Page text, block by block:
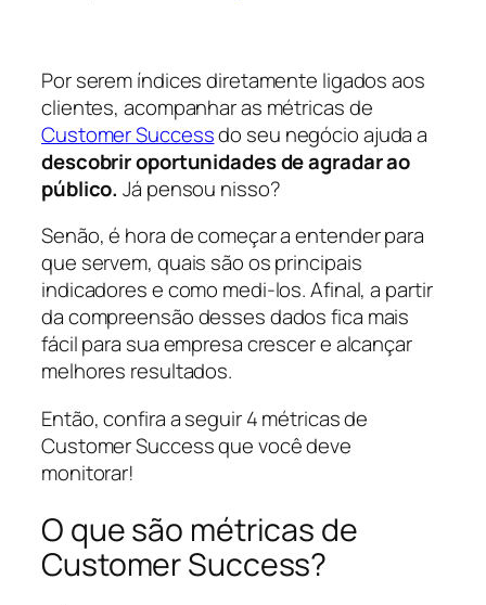
Por serem índices diretamente ligados aos
clientes, acompanhar as métricas de
Customer Successdo seu negócio ajuda a
descobrir oportunidades de agradar ao
público.Já pensou nisso?
Senão, é hora de começar a entender para
que servem, quais são os principais
indicadores e como medi-los. Afinal, a partir
da compreensão desses dados fica mais
fácil para sua empresa crescer e alcançar
melhores resultados.
Então, confira a seguir 4 métricas de
Customer Success que você deve
monitorar!
O que são métricas de
Customer Success?